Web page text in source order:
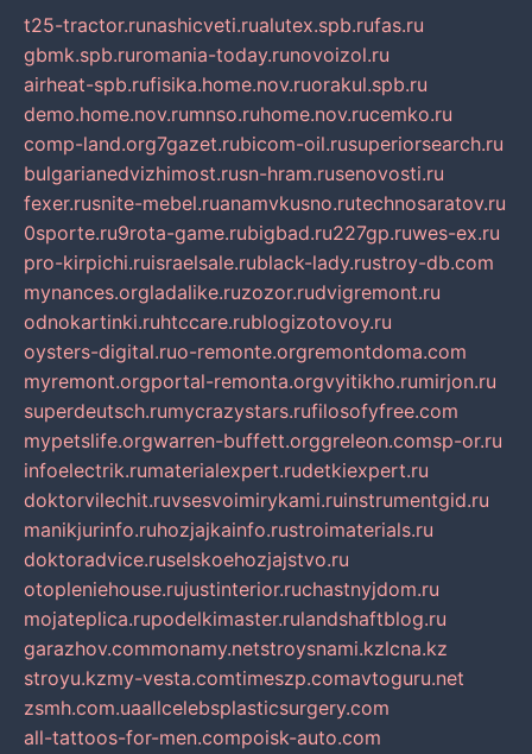
t25-tractor.runashicveti.rualutex.spb.rufas.ru
gbmk.spb.ruromania-today.runovoizol.ru
airheat-spb.rufisika.home.nov.ruorakul.spb.ru
demo.home.nov.rumnso.ruhome.nov.rucemko.ru
comp-land.org7gazet.rubicom-oil.rusuperiorsearch.ru
bulgarianedvizhimost.rusn-hram.rusenovosti.ru
fexer.rusnite-mebel.ruanamvkusno.rutechnosaratov.ru
0sporte.ru9rota-game.rubigbad.ru227gp.ruwes-ex.ru
pro-kirpichi.ruisraelsale.rublack-lady.rustroy-db.com
mynances.orgladalike.ruzozor.rudvigremont.ru
odnokartinki.ruhtccare.rublogizotovoy.ru
oysters-digital.ruo-remonte.orgremontdoma.com
myremont.orgportal-remonta.orgvyitikho.rumirjon.ru
superdeutsch.rumycrazystars.rufilosofyfree.com
mypetslife.orgwarren-buffett.orggreleon.comsp-or.ru
infoelectrik.rumaterialexpert.rudetkiexpert.ru
doktorvilechit.ruvsesvoimirykami.ruinstrumentgid.ru
manikjurinfo.ruhozjajkainfo.rustroimaterials.ru
doktoradvice.ruselskoehozjajstvo.ru
otopleniehouse.rujustinterior.ruchastnyjdom.ru
mojateplica.rupodelkimaster.rulandshaftblog.ru
garazhov.commonamy.netstroysnami.kzlcna.kz
stroyu.kzmy-vesta.comtimeszp.comavtoguru.net
zsmh.com.uaallcelebsplasticsurgery.com
all-tattoos-for-men.compoisk-auto.com